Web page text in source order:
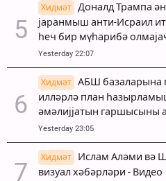
Хидмәт
Доналд Трампа
јаранмыш анти-Исраил
һеч бир мүһарибә
Yesterday 22:07
Хидмәт
АБШ базаларына
илләрлә план
әмәлијјатын гаршысыны
Yesterday 23:05
Хидмәт
Ислам Аләми вә
визуал хәбәрләри - Видео